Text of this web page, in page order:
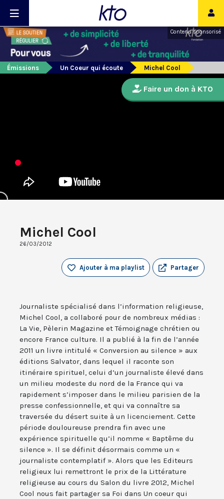
Contenu sponsorisé
Émissions Un Coeur qui écoute Michel Cool
Michel Cool
26/03/2012
Partager
Ajouter à ma playlist
Journaliste spécialisé dans l’information religieuse,
Michel Cool, a collaboré pour de nombreux médias :
La Vie, Pèlerin Magazine et Témoignage chrétien ou
encore France culture. Il a publié à la fin de l’année
2011 un livre intitulé « Conversion au silence » aux
éditions Salvator, dans lequel il raconte son
itinéraire spirituel, celui d’un journaliste élevé dans
un milieu modeste du nord de la France qui va
rapidement s’imposer dans le milieu parisien de la
presse confessionnelle, et qui va connaître sa
traversée du désert suite à un licenciement. Cette
période douloureuse prendra fin avec une
expérience spirituelle qu’il nomme « Baptême du
silence ». Il se définit désormais comme un «
journaliste contemplatif ». Alors que les Editeurs
religieux lui remettront le prix de la Littérature
religieuse au cours du Salon du livre 2012, Michel
Cool nous fait partager sa Foi dans Un coeur qui
Faire un don à KTO